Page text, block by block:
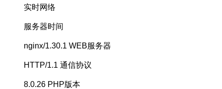
实时网络
服务器时间
nginx/1.30.1 WEB服务器
HTTP/1.1 通信协议
8.0.26 PHP版本